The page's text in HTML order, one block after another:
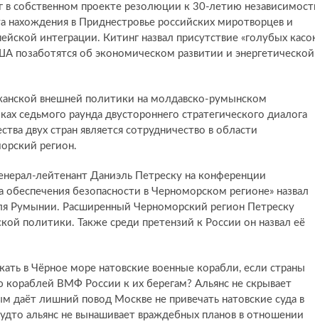
собственном проекте резолюции к 30-летию
в Приднестровье российских миротворцев и
интеграции. Китинг назвал присутствие «голубых
позаботятся об экономическом развитии и энергетической
внешней политики на молдавско-румынском
седьмого раунда двустороннего стратегического диалога
двух стран является сотрудничество в области
регион.
лейтенант Даниэль Петреску на конференции
безопасности в Черноморском регионе» назвал
Румынии. Расширенный Черноморский регион Петреску
политики. Также среди претензий к России он назвал её
в Чёрное море натовские военные корабли, если страны
ВМФ России к их берегам? Альянс не скрывает
даёт лишний повод Москве не привечать натовские суда в
альянс не вынашивает враждебных планов в отношении